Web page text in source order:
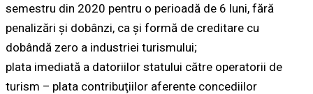
semestru din 2020 pentru o perioadă de 6 luni, fără
penalizări şi dobânzi, ca şi formă de creditare cu
dobândă zero a industriei turismului;
plata imediată a datoriilor statului către operatorii de
turism – plata contribuţiilor aferente concediilor